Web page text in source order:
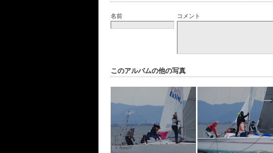
名前 コメント
このアルバムの他の写真